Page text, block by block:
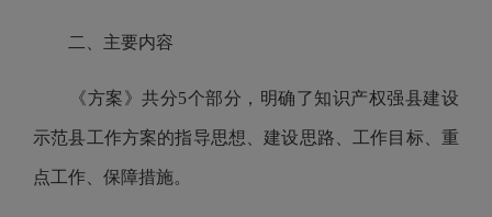
二、主要内容
《方案》共分5个部分，明确了知识产权强县建设
示范县工作方案的指导思想、建设思路、工作目标、重
点工作、保障措施。